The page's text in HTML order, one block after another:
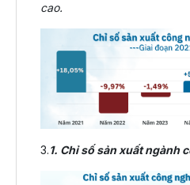
cao.
3.1. Chỉ số sản xuất ngành